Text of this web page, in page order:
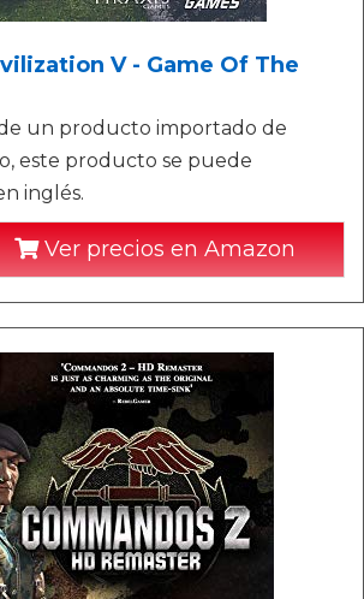
V - Game Of The
un producto importado de
este producto se puede
inglés.
Ver precios en Amazon